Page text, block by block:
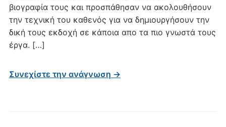
βιογραφία τους και προσπάθησαν να ακολουθήσουν
την τεχνική του καθενός για να δημιουργήσουν την
δική τους εκδοχή σε κάποια απο τα πιο γνωστά τους
έργα. […]
Συνεχίστε την ανάγνωση →